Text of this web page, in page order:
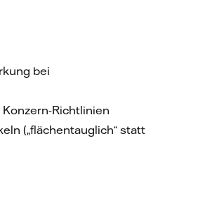
bei
Richtlinien
(„flächentauglich“ statt